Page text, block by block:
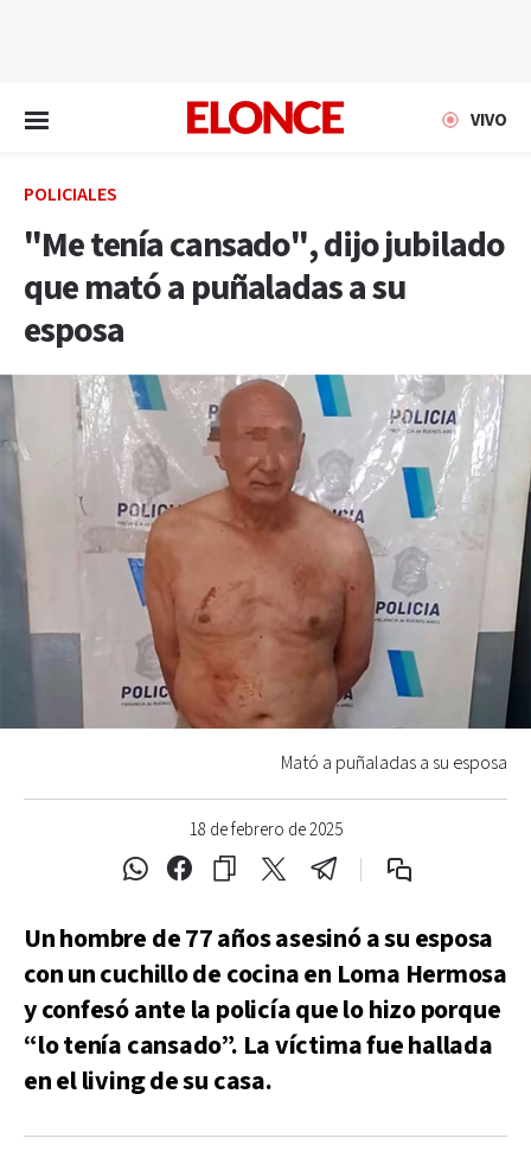
VIVO
POLICIALES
"Me tenía cansado", dijo jubilado
que mató a puñaladas a su
esposa
18 de febrero de 2025
Mató a puñaladas a su esposa
Un hombre de 77 años asesinó a su esposa
con un cuchillo de cocina en Loma Hermosa
y confesó ante la policía que lo hizo porque
“lo tenía cansado”. La víctima fue hallada
en el living de su casa.